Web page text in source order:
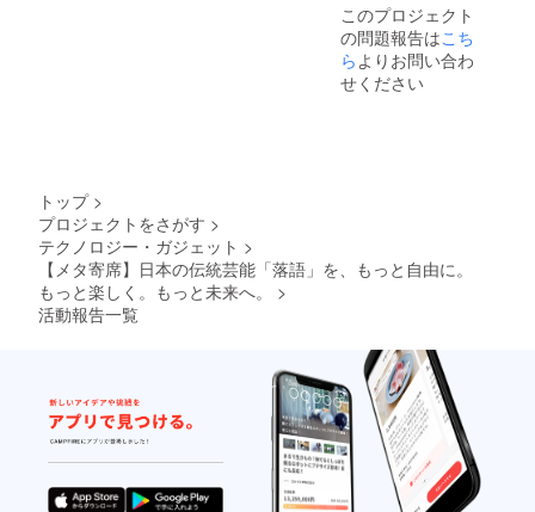
このプロジェクト
の問題報告はこち
ら よりお問い合わ
せください
トップ >
プロジェクトをさがす >
テクノロジー・ガジェット >
【メタ寄席】日本の伝統芸能「落語」を、もっと自由に。
もっと楽しく。もっと未来へ。
>
活動報告一覧